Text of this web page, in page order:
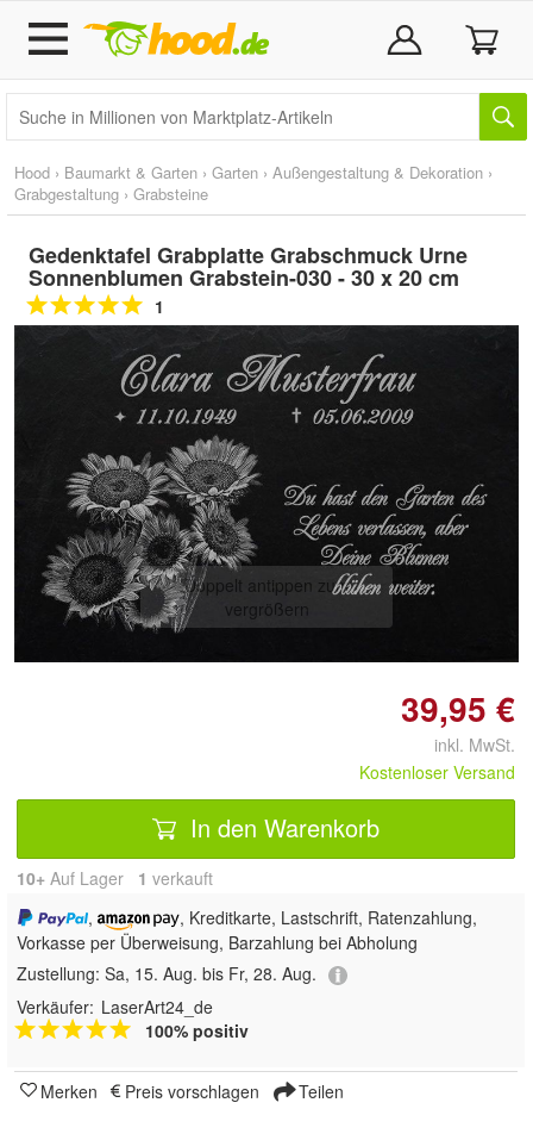
Hood › Baumarkt & Garten › Garten › Außengestaltung & Dekoration ›
Grabgestaltung › Grabsteine
Gedenktafel Grabplatte Grabschmuck Urne
Sonnenblumen Grabstein-030 - 30 x 20 cm
1
Doppelt antippen zum
vergrößern
39,95 €
inkl. MwSt.
Kostenloser Versand
In den Warenkorb
10+ Auf Lager 1 verkauft
,
, Kreditkarte, Lastschrift, Ratenzahlung,
Vorkasse per Überweisung, Barzahlung bei Abholung
Zustellung: Sa, 15. Aug. bis Fr, 28. Aug.
Verkäufer: LaserArt24_de
100% positiv
Merken Preis vorschlagen Teilen